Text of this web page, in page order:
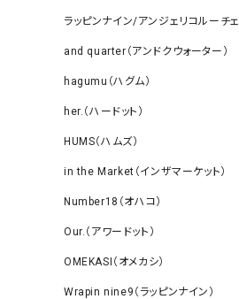
ラッピンナイン/アンジェリコルーチェ
and quarter（アンドクウォーター）
hagumu（ハグム）
her.（ハードット）
HUMS（ハムズ）
in the Market（インザマーケット）
Number18（オハコ）
Our.（アワードット）
OMEKASI（オメカシ）
Wrapin nine9（ラッピンナイン）